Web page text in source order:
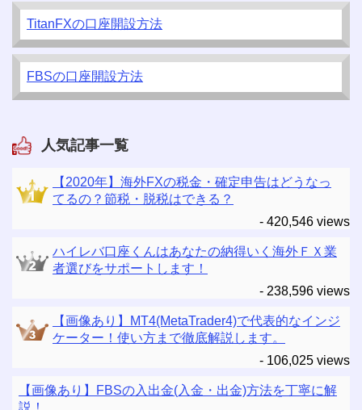
TitanFXの口座開設方法
FBSの口座開設方法
人気記事一覧
【2020年】海外FXの税金・確定申告はどうなっ
てるの？節税・脱税はできる？
- 420,546 views
ハイレバ口座くんはあなたの納得いく海外ＦＸ業
者選びをサポートします！
- 238,596 views
【画像あり】MT4(MetaTrader4)で代表的なインジ
ケーター！使い方まで徹底解説します。
- 106,025 views
【画像あり】FBSの入出金(入金・出金)方法を丁寧に解